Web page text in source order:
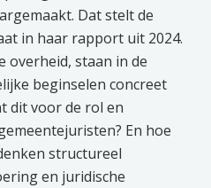
Dat stelt de
in haar rapport uit 2024.
overheid, staan in de
beginselen concreet
dit voor de rol en
En hoe
structureel
en juridische